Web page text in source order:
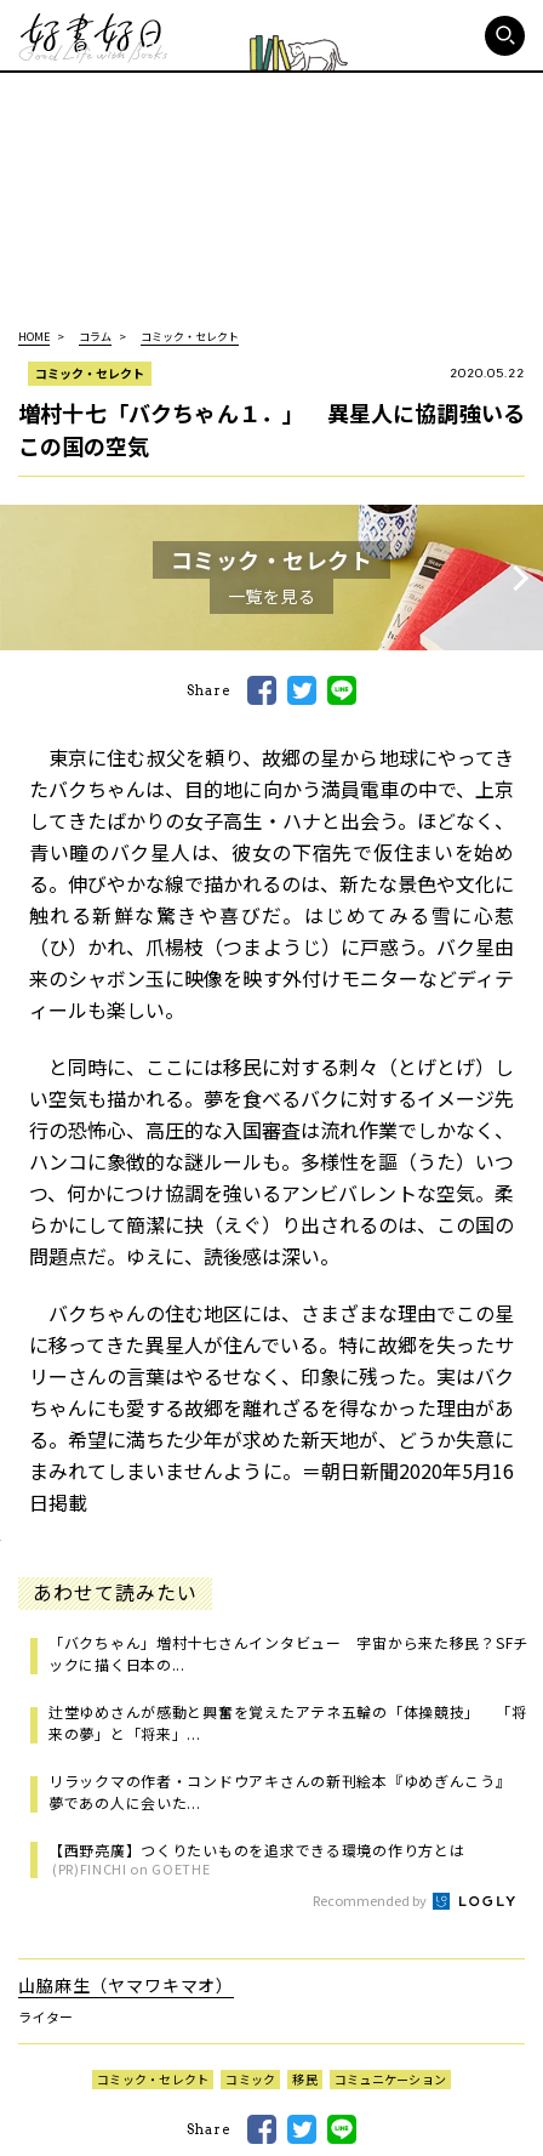
HOME コラム コミック・セレクト
コミック・セレクト 2020.05.22
増村十七「バクちゃん１．」 異星人に協調強いる
この国の空気
コミック・セレクト
一覧を見る
Share
東京に住む叔父を頼り、故郷の星から地球にやってき
たバクちゃんは、目的地に向かう満員電車の中で、上京
してきたばかりの女子高生・ハナと出会う。ほどなく、
青い瞳のバク星人は、彼女の下宿先で仮住まいを始め
る。伸びやかな線で描かれるのは、新たな景色や文化に
触れる新鮮な驚きや喜びだ。はじめてみる雪に心惹
（ひ）かれ、爪楊枝（つまようじ）に戸惑う。バク星由
来のシャボン玉に映像を映す外付けモニターなどディテ
ィールも楽しい。
と同時に、ここには移民に対する刺々（とげとげ）し
い空気も描かれる。夢を食べるバクに対するイメージ先
行の恐怖心、高圧的な入国審査は流れ作業でしかなく、
ハンコに象徴的な謎ルールも。多様性を謳（うた）いつ
つ、何かにつけ協調を強いるアンビバレントな空気――。柔
らかにして簡潔に抉（えぐ）り出されるのは、この国の
問題点だ。ゆえに、読後感は深い。
バクちゃんの住む地区には、さまざまな理由でこの星
に移ってきた異星人が住んでいる。特に故郷を失ったサ
リーさんの言葉はやるせなく、印象に残った。実はバク
ちゃんにも愛する故郷を離れざるを得なかった理由があ
る。希望に満ちた少年が求めた新天地が、どうか失意に
まみれてしまいませんように。 ＝朝日新聞2020年5月16
日掲載
あわせて読みたい
「バクちゃん」増村十七さんインタビュー 宇宙から来た移民？SFチ
ックに描く日本の...
辻堂ゆめさんが感動と興奮を覚えたアテネ五輪の「体操競技」 「将
来の夢」と「将来」...
リラックマの作者・コンドウアキさんの新刊絵本『ゆめぎんこう』
夢であの人に会いた...
【西野亮廣】つくりたいものを追求できる環境の作り方とは
(PR)FINCHI on GOETHE
Recommended by
山脇麻生（ヤマワキマオ）
ライター
コミック・セレクト コミック 移民 コミュニケーション
Share